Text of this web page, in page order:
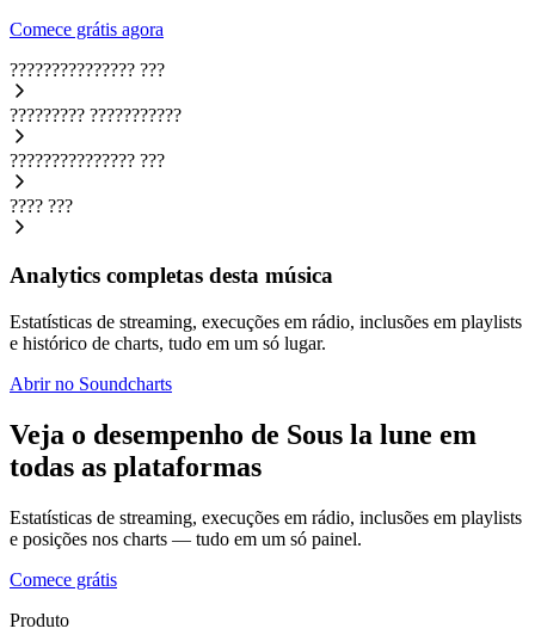
Comece grátis agora
??????????????? ???
????????? ???????????
??????????????? ???
???? ???
Analytics completas desta música
Estatísticas de streaming, execuções em rádio, inclusões em playlists
e histórico de charts, tudo em um só lugar.
Abrir no Soundcharts
Veja o desempenho de Sous la lune em
todas as plataformas
Estatísticas de streaming, execuções em rádio, inclusões em playlists
e posições nos charts — tudo em um só painel.
Comece grátis
Produto